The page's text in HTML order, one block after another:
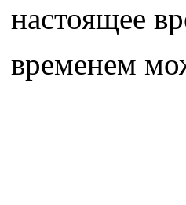
настоящее
временем